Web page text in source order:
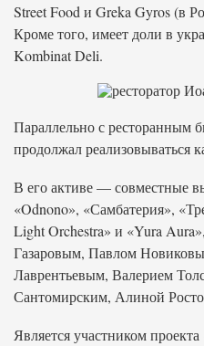
Street Food и Greka Gyros (в
Кроме того, имеет доли в
Kombinat Deli.
Параллельно с ресторанным
продолжал реализовываться
В его активе — совместные
«Odnono», «Самбатерия»,
Light Orchestra» и «Yura
Газаровым, Павлом
Лаврентьевым, Валерием
Сантомирским, Алиной
Является участником